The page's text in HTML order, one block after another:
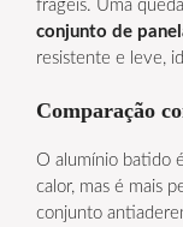
frágeis. Uma
conjunto de
resistente e leve,
Comparação
O alumínio batido
calor, mas é mais
conjunto